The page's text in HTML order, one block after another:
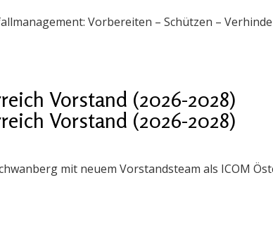
Vorbereiten – Schützen –
Vorstand (2026-2028)
Vorstand (2026-2028)
mit neuem Vorstandsteam als ICOM